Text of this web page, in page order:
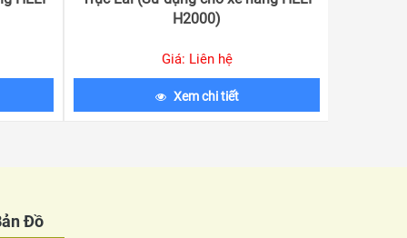
H2000)
Giá: Liên hệ
Xem chi tiết
Đồ